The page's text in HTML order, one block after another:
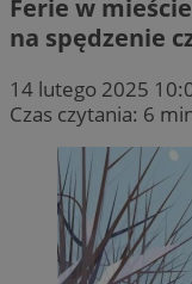
Ferie w
na spędzenie
14 lutego 2025
Czas czytania: 6